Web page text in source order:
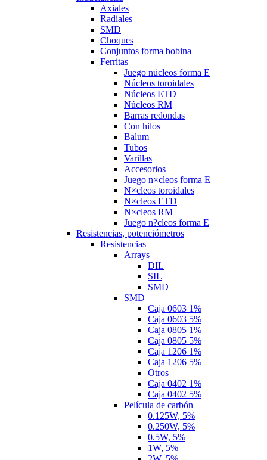
Axiales
Radiales
SMD
Choques
Conjuntos forma bobina
Ferritas
Juego núcleos forma E
Núcleos toroidales
Núcleos ETD
Núcleos RM
Barras redondas
Con hilos
Balum
Tubos
Varillas
Accesorios
Juego n×cleos forma E
N×cleos toroidales
N×cleos ETD
N×cleos RM
Juego n?cleos forma E
Resistencias, potenciómetros
Resistencias
Arrays
DIL
SIL
SMD
SMD
Caja 0603 1%
Caja 0603 5%
Caja 0805 1%
Caja 0805 5%
Caja 1206 1%
Caja 1206 5%
Otros
Caja 0402 1%
Caja 0402 5%
Película de carbón
0.125W, 5%
0.250W, 5%
0.5W, 5%
1W, 5%